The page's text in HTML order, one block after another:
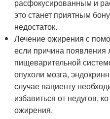
расфокусированным и
это станет приятным
недостаток.
Лечение ожирения с
если причина
пищеварительной
опухоли мозга,
случае пациенту
избавиться от недугов,
ожирения.